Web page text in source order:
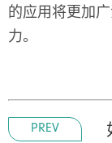
的应用将更加
力。
PREV